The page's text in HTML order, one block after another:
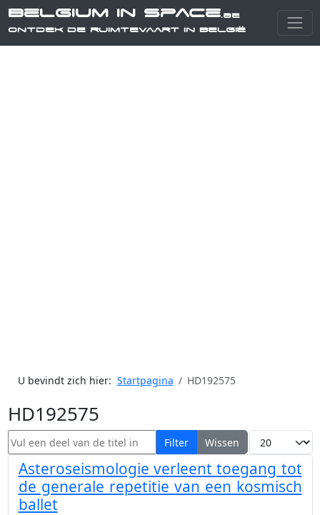
Belgium in Space.be
Ontdek de ruimtevaart in België
U bevindt zich hier: Startpagina HD192575
HD192575
Vul een deel van de titel in Filter Wissen Toon #
Asteroseismologie verleent toegang tot
de generale repetitie van een kosmisch
ballet